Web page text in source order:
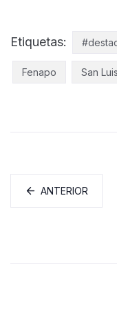
Etiquetas:
Fenapo San
ANTERIOR